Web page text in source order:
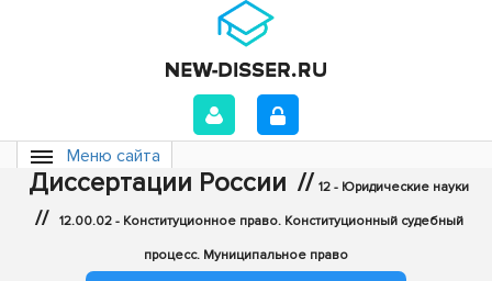
Меню сайта
Диссертации России // 12 - Юридические науки
// 12.00.02 - Конституционное право. Конституционный судебный
процесс. Муниципальное право